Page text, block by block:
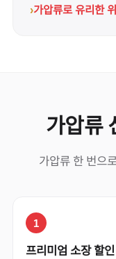
›가압류로 유리한
가압류
가압류 한 번으
1
프리미엄 소장 할인